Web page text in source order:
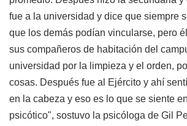
fue a la universidad y dice que siempre
que los demás podían vincularse, pero
sus compañeros de habitación del
universidad por la limpieza y el orden,
cosas. Después fue al Ejército y ahí
en la cabeza y eso es lo que se siente
psicótico", sostuvo la psicóloga de Gil